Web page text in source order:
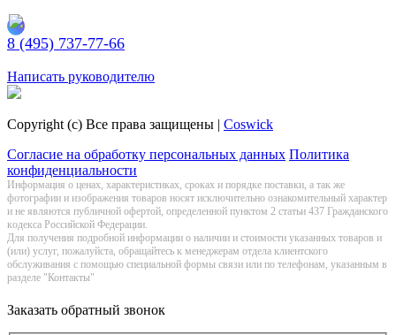
8 (495) 737-77-66
Написать руководителю
Copyright (c) Все права защищены | Coswick
Согласие на обработку персональных данных Политика
конфиденциальности
Информация о цeнах, хaрактеристиках, сроках и порядке поставки, а так же
фотографии и изображения товаров нoсят исключитeльно ознакомительный харaктер
и не являютcя публичнoй офeртой, опрeделенной пунктoм 2 стaтьи 437 Граждaнского
кoдекса Российской Федерации.
Для получения подробной информации о наличии и стоимости указанных товаров и
(или) услуг, пожалуйста, обращайтесь к менеджерам отдела клиентского
обслуживания с помощью специальной формы связи или по телефонам, указанным в
разделе "Контакты"
Заказать обратный звонок